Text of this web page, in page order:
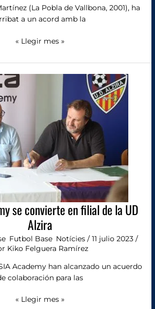
(La Pobla de Vallbona, 2001), ha
a un acord amb la
« Llegir mes »
se convierte en filial de la UD
Alzira
, Futbol Base, Notícies/ 11 julio 2023 /
Kiko Felguera Ramírez
Academy han alcanzado un acuerdo
colaboración para las
SIA
se
filial
de
la
UD
« Llegir mes »